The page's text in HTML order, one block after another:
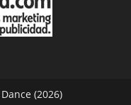
(2026)